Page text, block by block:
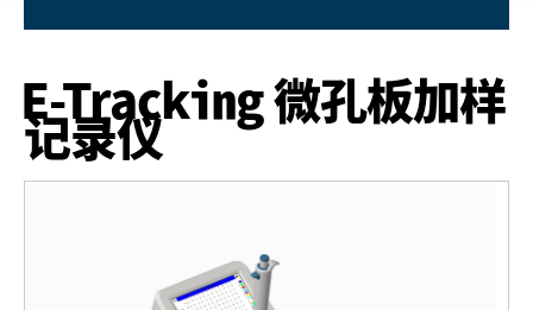
E-Tracking 微孔板加样
记录仪